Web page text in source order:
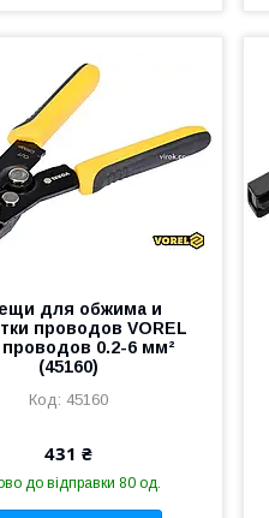
для обжима и
проводов VOREL
0.2-6 мм²
(45160)
45160
431 ₴
до відправки 80 од.